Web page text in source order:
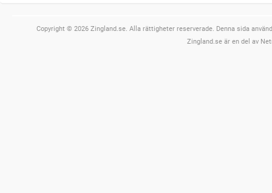
Copyright © 2026 Zingland.se. Alla rättigheter reserverade. Denna sida
Zingland.se är en del av